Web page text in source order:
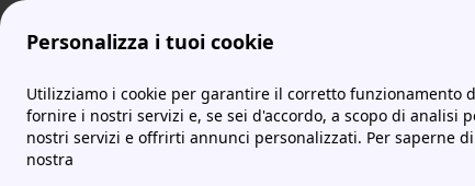
Personalizza i tuoi cookie
Utilizziamo i cookie per garantire il corretto funzionamento
fornire i nostri servizi e, se sei d'accordo, a scopo di analisi
nostri servizi e offrirti annunci personalizzati. Per saperne
nostra
ProntoBolletta Qual è la differenza tra potenza impegnata